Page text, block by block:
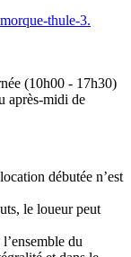
(10h00 - 17h30)
après-midi de
débutée n’est
le loueur peut
du